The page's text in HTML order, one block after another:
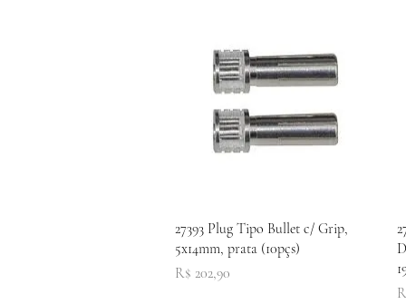
Visualização rápida
27393 Plug Tipo Bullet c/ Grip,
5x14mm, prata (10pçs)
Preço
R$ 202,90